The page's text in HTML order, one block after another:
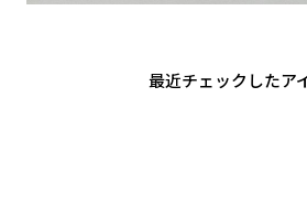
最近チェックしたア